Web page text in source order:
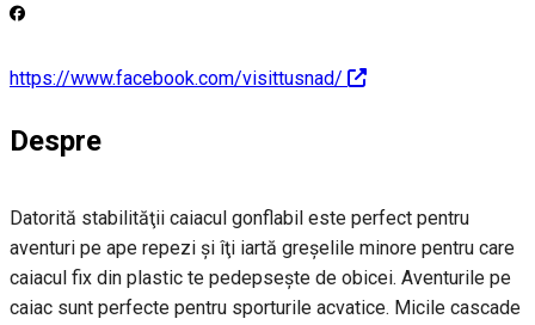
https://www.facebook.com/visittusnad/
Despre
Datorită stabilităţii caiacul gonflabil este perfect pentru
aventuri pe ape repezi şi îţi iartă greşelile minore pentru care
caiacul fix din plastic te pedepseşte de obicei. Aventurile pe
caiac sunt perfecte pentru sporturile acvatice. Micile cascade